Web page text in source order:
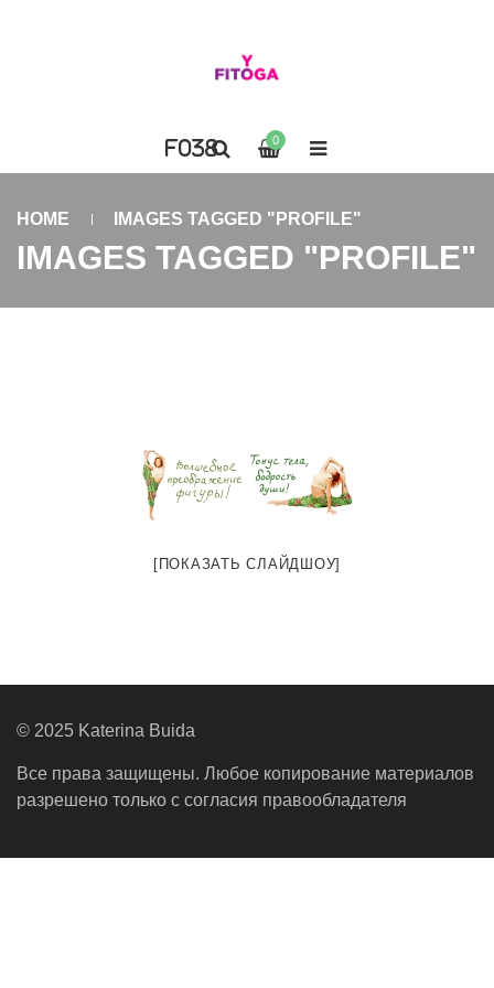
0
HOME IMAGES TAGGED "PROFILE"
IMAGES TAGGED "PROFILE"
[ПОКАЗАТЬ СЛАЙДШОУ]
© 2025 Katerina Buida
Все права защищены. Любое копирование материалов
разрешено только с согласия правообладателя